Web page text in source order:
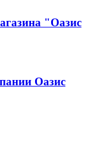
"Оазис
Оазис